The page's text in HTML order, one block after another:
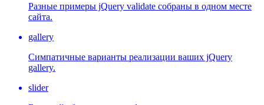
Разные примеры jQuery validate собраны в одном месте
сайта.
gallery
Симпатичные варианты реализации ваших jQuery
gallery.
slider